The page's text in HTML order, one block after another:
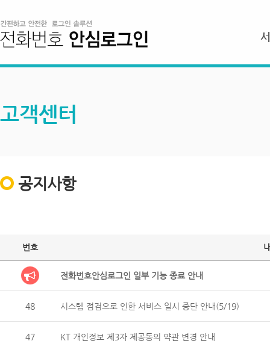
고객센터
공지사항
번호
전화번호안심로그인 일부 기능 종료 안내
48 시스템 점검으로 인한 서비스 일시 중단 안내(5/19)
47 KT 개인정보 제3자 제공동의 약관 변경 안내